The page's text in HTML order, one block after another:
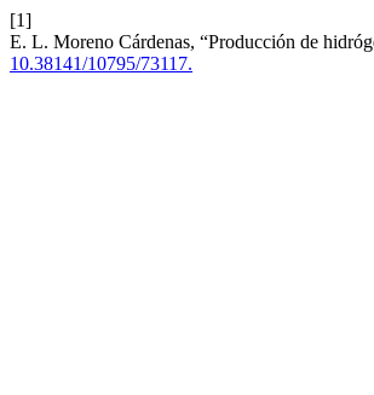
[1]
E. L. Moreno Cárdenas, “Producción de
10.38141/10795/73117.